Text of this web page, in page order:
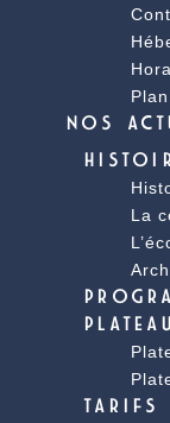
Plan
NOS
La
TARIFS